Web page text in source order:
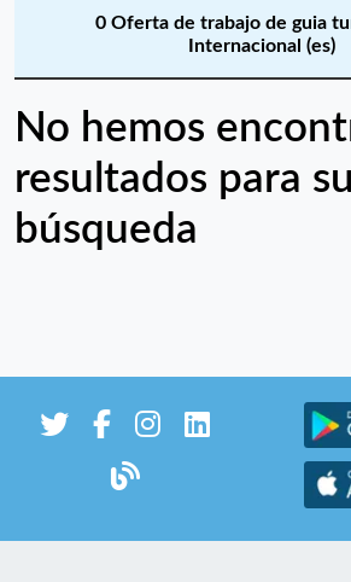
0 Oferta de trabajo de guia
Internacional (es)
No hemos
resultados para su
búsqueda